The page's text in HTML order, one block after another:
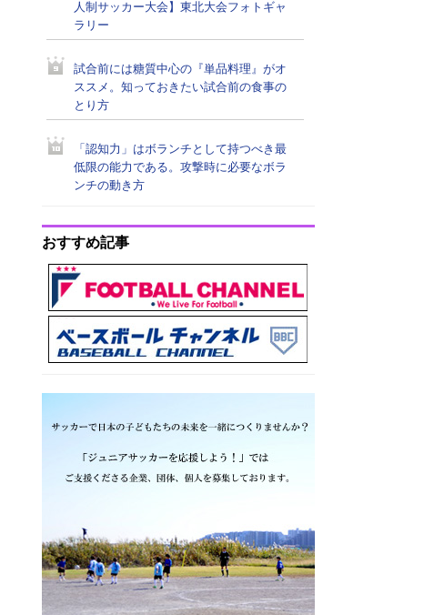
人制サッカー大会】東北大会フォトギャ
ラリー
試合前には糖質中心の『単品料理』がオ
ススメ。知っておきたい試合前の食事の
とり方
「認知力」はボランチとして持つべき最
低限の能力である。攻撃時に必要なボラ
ンチの動き方
おすすめ記事